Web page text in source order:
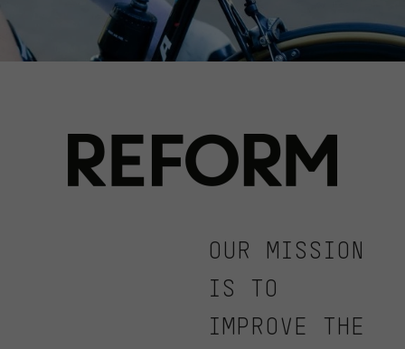
OUR MISSION
IS TO
IMPROVE THE